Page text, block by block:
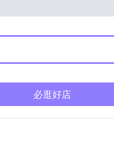
必逛好店